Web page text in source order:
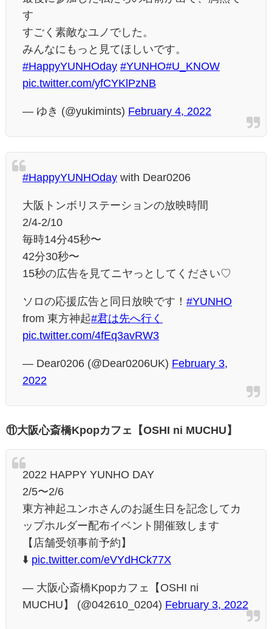
す
すごく素敵なユノでした。
みんなにもっと見てほしいです。
#HappyYUNHOday #YUNHO#U_KNOW
pic.twitter.com/yfCYKlPzNB
— ゆき (@yukimints) February 4, 2022
#HappyYUNHOday with Dear0206
大阪トンボリステーションの放映時間
2/4-2/10
毎時14分45秒〜
42分30秒〜
15秒の広告を見てニヤっとしてください♡
ソロの応援広告と同日放映です！ #YUNHO
from 東方神起#君は先へ行く
pic.twitter.com/4fEq3avRW3
— Dear0206 (@Dear0206UK) February 3,
2022
⑪大阪心斎橋Kpopカフェ【OSHI ni MUCHU】
2022 HAPPY YUNHO DAY
2/5〜2/6
東方神起ユンホさんのお誕生日を記念してカ
ップホルダー配布イベント開催致します
【店舗受領事前予約】
⬇️ pic.twitter.com/eVYdHCk77X
— 大阪心斎橋Kpopカフェ【OSHI ni
MUCHU】 (@042610_0204) February 3, 2022